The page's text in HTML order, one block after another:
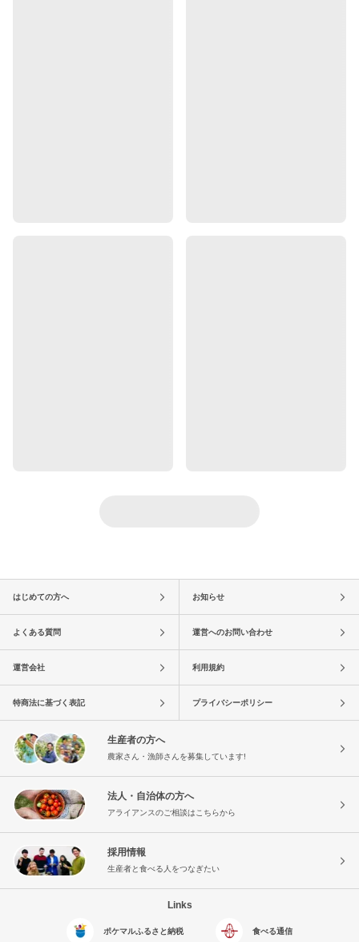
はじめての方へ お知らせ
よくある質問 運営へのお問い合わせ
運営会社 利用規約
特商法に基づく表記 プライバシーポリシー
生産者の方へ
農家さん・漁師さんを募集しています!
法人・自治体の方へ
アライアンスのご相談はこちらから
採用情報
生産者と食べる人をつなぎたい
Links
ポケマルふるさと納税 食べる通信